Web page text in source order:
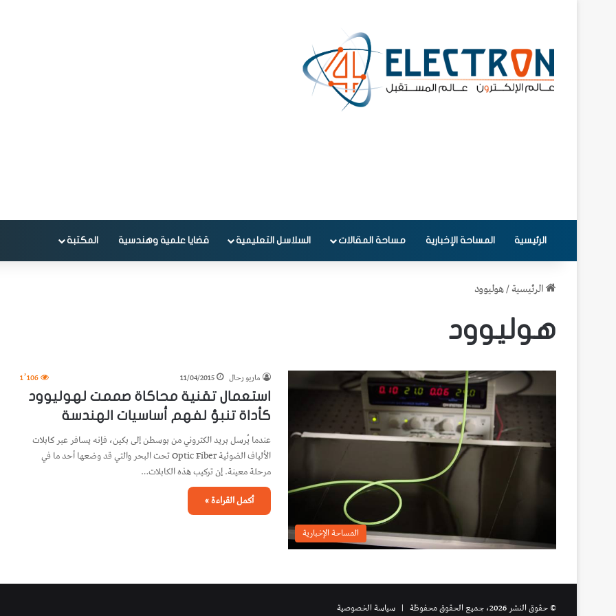
الرئيسية المساحة الإخبارية مساحة المقالات السلاسل التعليمية قضايا علمية وهندسية المكتبة
الرئيسية/هوليوود
هوليوود
المساحة الإخبارية
ماريو رحال 11/04/2015
1٬106
استعمال تقنية محاكاة صممت لهوليوود
كأداة تنبؤ لفهم أساسيات الهندسة
عندما يُرسل بريد الكتروني من بوسطن إلى بكين، فإنه يسافر عبر كابلات
الألياف الضوئية Optic Fiber تحت البحر والتي قد وضعها أحد ما في
مرحلة معينة. إن تركيب هذه الكابلات…
أكمل القراءة »
© حقوق النشر 2026، جميع الحقوق محفوظة | سياسة الخصوصية